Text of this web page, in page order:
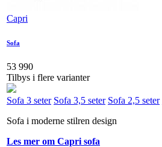
Capri
Sofa
53 990
Tilbys i flere varianter
Sofa 3 seter Sofa 3,5 seter Sofa 2,5 seter
Sofa i moderne stilren design
Les mer om Capri sofa